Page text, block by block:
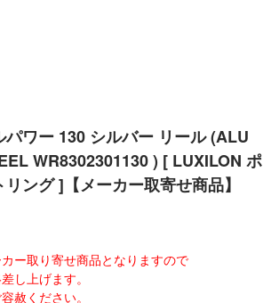
ワー 130 シルバー リール (ALU
WR8302301130 ) [ LUXILON ポ
ング ]【メーカー取寄せ商品】
ー取り寄せ商品となりますので
し上げます。
赦ください。